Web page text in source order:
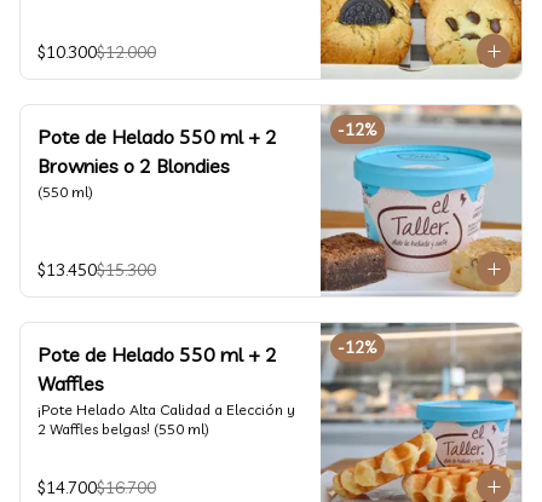
$10.300$12.000
-12%
Pote de Helado 550 ml + 2
Brownies o 2 Blondies
(550 ml)
$13.450$15.300
-12%
Pote de Helado 550 ml + 2
Waffles
¡Pote Helado Alta Calidad a Elección y
2 Waffles belgas! (550 ml)
$14.700$16.700